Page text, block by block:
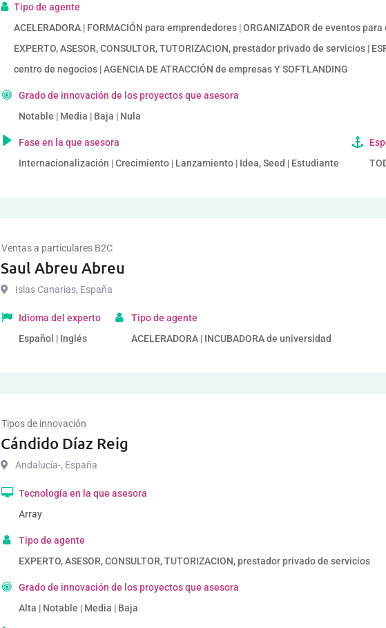
Tipo de agente
ACELERADORA | FORMACIÓN para emprendedores | ORGANIZADOR de eventos
EXPERTO, ASESOR, CONSULTOR, TUTORIZACION, prestador privado de servicios |
centro de negocios | AGENCIA DE ATRACCIÓN de empresas Y SOFTLANDING
Grado de innovación de los proyectos que asesora
Notable | Media | Baja | Nula
Fase en la que asesora
Internacionalización | Crecimiento | Lanzamiento | Idea, Seed | Estudiante
Ventas a particulares B2C
Saul Abreu Abreu
Islas Canarias, España
Idioma del experto
Español | Inglés
Tipo de agente
ACELERADORA | INCUBADORA de universidad
Tipos de innovación
Cándido Díaz Reig
Andalucía-, España
Tecnología en la que asesora
Array
Tipo de agente
EXPERTO, ASESOR, CONSULTOR, TUTORIZACION, prestador privado de servicios
Grado de innovación de los proyectos que asesora
Alta | Notable | Media | Baja